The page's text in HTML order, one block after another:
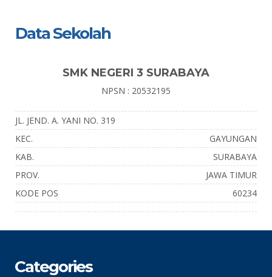
Data Sekolah
SMK NEGERI 3 SURABAYA
NPSN : 20532195
JL. JEND. A. YANI NO. 319
KEC.
GAYUNGAN
KAB.
SURABAYA
PROV.
JAWA TIMUR
KODE POS
60234
Categories